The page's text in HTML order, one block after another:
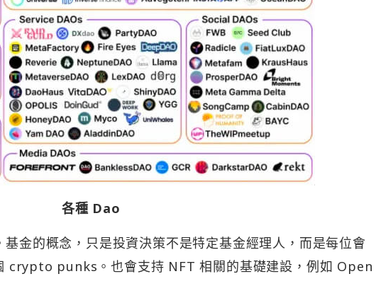
各種 Dao
金的概念，只是投資決策不是特定基金經理人，而是每位會
crypto punks。也會支持 NFT 相關的基礎建設，例如 Open